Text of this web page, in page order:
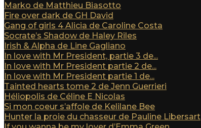
Marko de Matthieu Biasotto
Fire over dark de GH David
Gang of girls 4 Alicia de Caroline Costa
Socrate’s Shadow de Haley Riles
Irish & Alpha de Line Gagliano
In love with Mr President, partie 3 de...
In love with Mr President partie 2 de...
In love with Mr President partie 1 de...
Tainted hearts tome 2 de Jenn Guerrieri
Héliopolis de Céline E Nicolas
Si mon coeur s’affole de Kelilane Bee
Hunter la proie du chasseur de Pauline Libersart